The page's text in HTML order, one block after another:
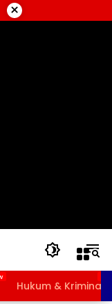
×
Hukum & Kriminal